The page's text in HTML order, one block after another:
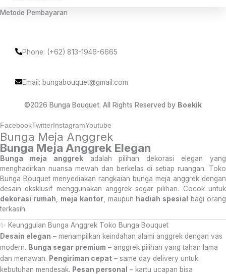
Metode Pembayaran
Phone: (+62) 813-1946-6665
Email: bungabouquet@gmail.com
©2026 Bunga Bouquet. All Rights Reserved by Boekik
FacebookTwitterInstagramYoutube
Bunga Meja Anggrek
Bunga Meja Anggrek Elegan
Bunga meja anggrekadalah pilihan dekorasi elegan yang
menghadirkan nuansa mewah dan berkelas di setiap ruangan. Toko
Bunga Bouquet menyediakan rangkaian bunga meja anggrek dengan
desain eksklusif menggunakan anggrek segar pilihan. Cocok untuk
dekorasi rumah
meja kantor, maupun hadiah spesial bagi orang
terkasih.
✨ Keunggulan Bunga Anggrek Toko Bunga Bouquet
Desain elegan – menampilkan keindahan alami anggrek dengan vas
modern. Bunga segar premium – anggrek pilihan yang tahan lama
dan menawan. Pengiriman cepat – same day delivery untuk
kebutuhan mendesak. Pesan personal – kartu ucapan bisa